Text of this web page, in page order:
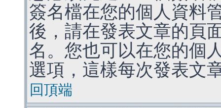
簽名檔在您的個人資料
後，請在發表文章的頁
名。您也可以在您的個
選項，這樣每次發表文
回頂端